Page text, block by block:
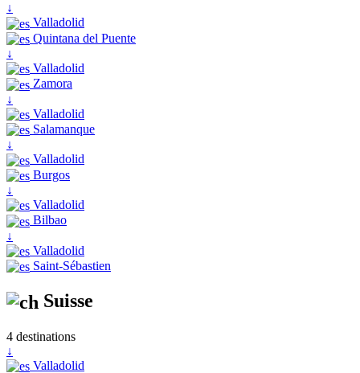
↓
Valladolid
Quintana del Puente
↓
Valladolid
Zamora
↓
Valladolid
Salamanque
↓
Valladolid
Burgos
↓
Valladolid
Bilbao
↓
Valladolid
Saint-Sébastien
Suisse
4 destinations
↓
Valladolid